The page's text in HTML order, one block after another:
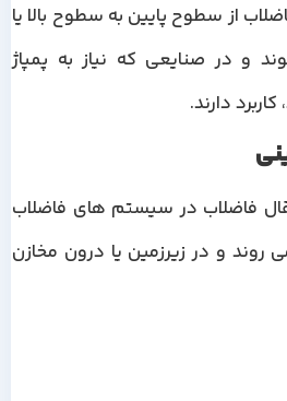
از سطوح پایین به سطوح بالا یا
و در صنایعی که نیاز به پمپاژ
کاربرد دارند.
فاضلاب در سیستم های فاضلاب
و در زیرزمین یا درون مخازن